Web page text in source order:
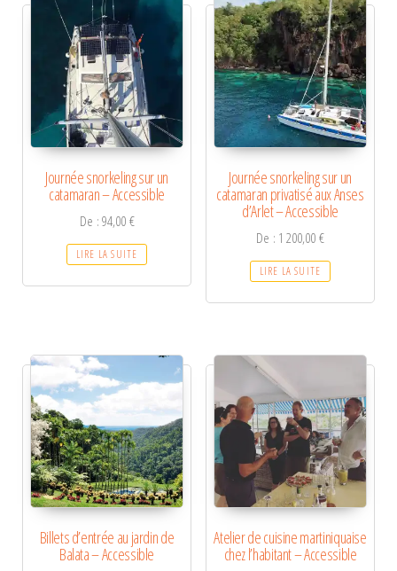
Journée snorkeling sur un
catamaran – Accessible
De :94,00€
LIRE LA SUITE
Journée snorkeling sur un
catamaran privatisé aux Anses
d’Arlet – Accessible
De : 1 200,00€
LIRE LA SUITE
Billets d’entrée au jardin de
Balata – Accessible
Atelier de cuisine martiniquaise
chez l’habitant – Accessible